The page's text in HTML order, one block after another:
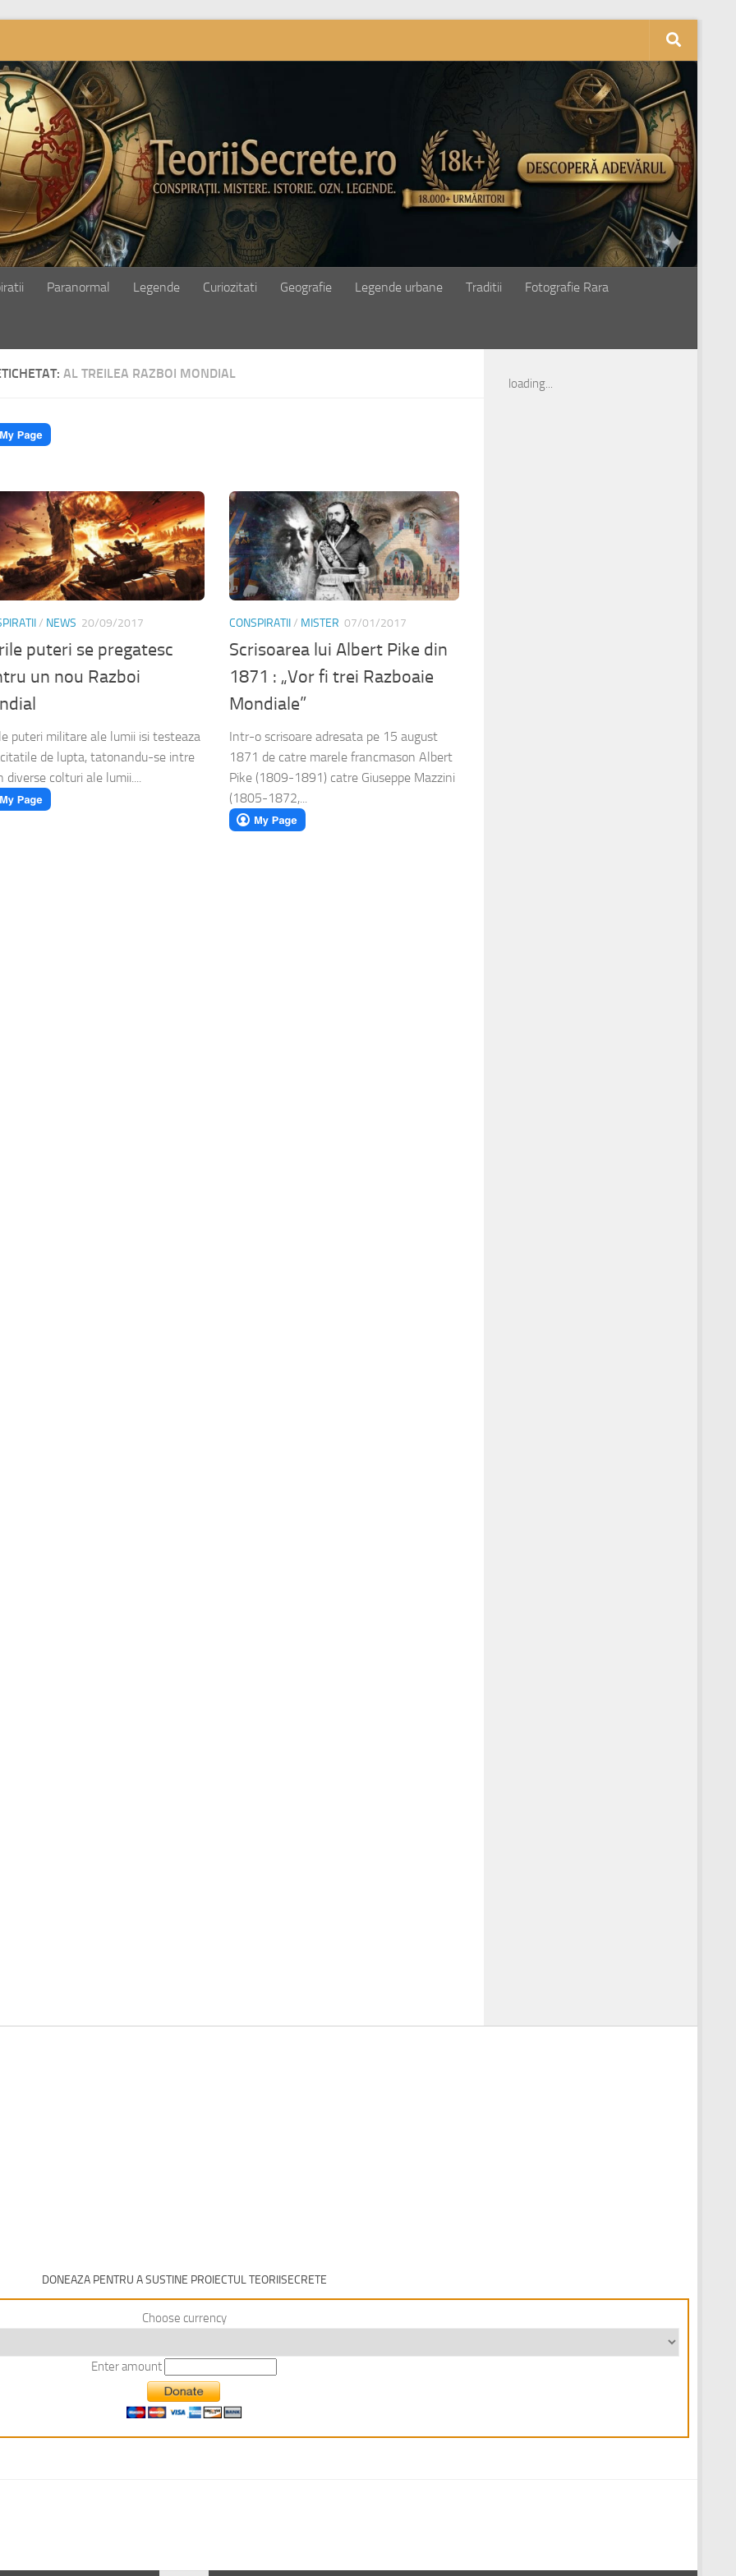
Paranormal Legende Curiozitati Geografie Legende urbane Traditii Fotografie Rara
AL TREILEA RAZBOI MONDIAL
/ NEWS 20/09/2017
puteri se pregatesc
un nou Razboi
puteri militare ale lumii isi testeaza
de lupta, tatonandu-se intre
diverse colturi ale lumii....
CONSPIRATII/ MISTER 07/01/2017
Scrisoarea lui Albert Pike din
1871 : „Vor fi trei Razboaie
Mondiale”
Intr-o scrisoare adresata pe 15 august
1871 de catre marele francmason Albert
Pike (1809-1891) catre Giuseppe Mazzini
(1805-1872,...
loading...
DONEAZA PENTRU A SUSTINE PROIECTUL TEORIISECRETE
Choose currency
Enter amount